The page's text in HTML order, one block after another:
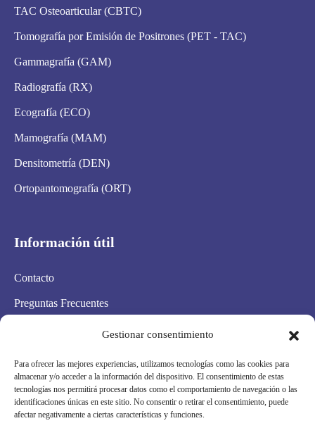
Gestionar consentimiento
Para ofrecer las mejores experiencias, utilizamos tecnologías como las cookies para
almacenar y/o acceder a la información del dispositivo. El consentimiento de estas
tecnologías nos permitirá procesar datos como el comportamiento de navegación o las
identificaciones únicas en este sitio. No consentir o retirar el consentimiento, puede
afectar negativamente a ciertas características y funciones.
TAC Osteoarticular (CBTC)
Tomografía por Emisión de Positrones (PET - TAC)
Gammagrafía (GAM)
Radiografía (RX)
Ecografía (ECO)
Mamografía (MAM)
Densitometría (DEN)
Ortopantomografía (ORT)
Información útil
Contacto
Preguntas Frecuentes
Política de cookies
Condiciones Generales